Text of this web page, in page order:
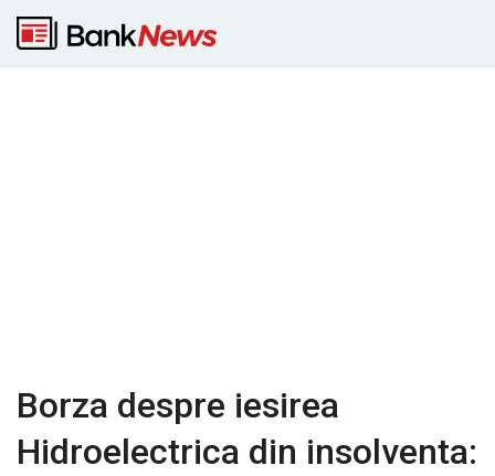
Borza despre iesirea
Hidroelectrica din insolventa: